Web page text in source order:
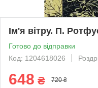
Ім'я вітру. П.
Готово до відправки
Код: 1204618026
648 ₴ 720 ₴